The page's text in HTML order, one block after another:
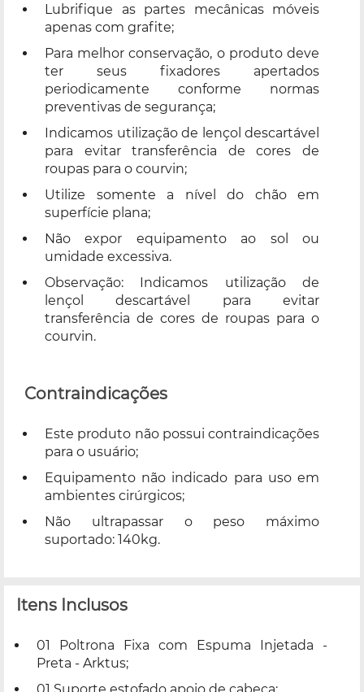
Lubrifique as partes mecânicas móveis
apenas com grafite;
Para melhor conservação, o produto deve
ter seus fixadores apertados
periodicamente conforme normas
preventivas de segurança;
Indicamos utilização de lençol descartável
para evitar transferência de cores de
roupas para o courvin;
Utilize somente a nível do chão em
superfície plana;
Não expor equipamento ao sol ou
umidade excessiva.
Observação: Indicamos utilização de
lençol descartável para evitar
transferência de cores de roupas para o
courvin.
Contraindicações
Este produto não possui contraindicações
para o usuário;
Equipamento não indicado para uso em
ambientes cirúrgicos;
Não ultrapassar o peso máximo
suportado: 140kg.
Itens Inclusos
01 Poltrona Fixa com Espuma Injetada -
Preta - Arktus;